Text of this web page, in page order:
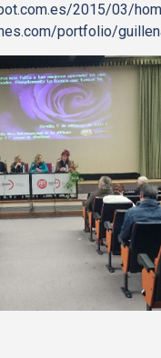
2015/03/
portfolio/